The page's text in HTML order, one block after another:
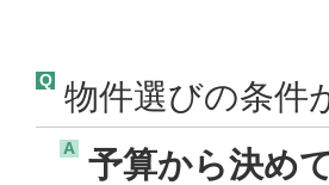
Q 物件選びの条件
A
予算から決め